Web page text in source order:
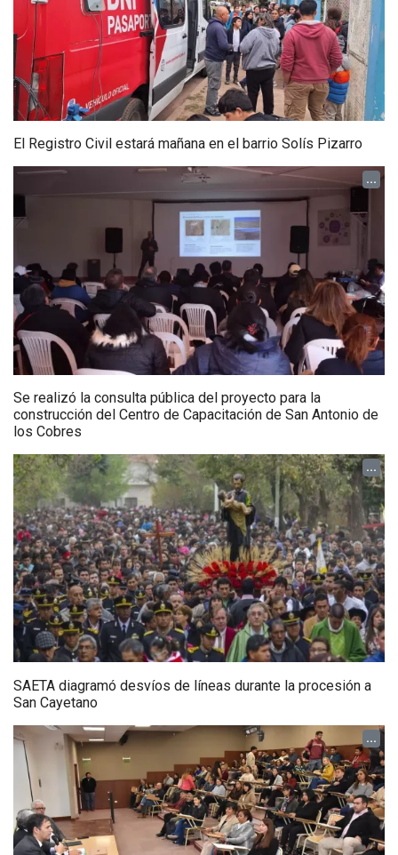
El Registro Civil estará mañana en el barrio Solís Pizarro
...
Se realizó la consulta pública del proyecto para la
construcción del Centro de Capacitación de San Antonio de
los Cobres
...
SAETA diagramó desvíos de líneas durante la procesión a
San Cayetano
...